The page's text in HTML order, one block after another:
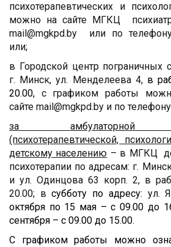
психотерапевтических и
можно на сайте МГКЦ
mail@mgkpd.by или по
или;
в Городской центр пограничных
г. Минск, ул. Менделеева 4, в
20.00, с графиком работы
сайте mail@mgkpd.by и по
за амбулаторной
(психотерапевтической,
детскому населению – в МГКЦ
психотерапии по адресам: г.
и ул. Одинцова 63 корп. 2, в
20.00; всубботу по адресу: ул.
октября по 15 мая – с 09.00 до
сентября – с 09.00 до 15.00.
С графиком работы можно